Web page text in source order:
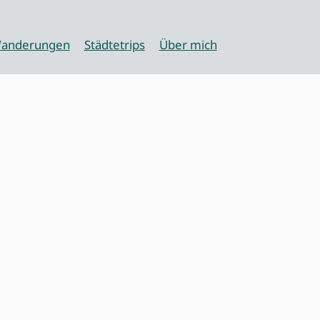
Städtetrips Über mich